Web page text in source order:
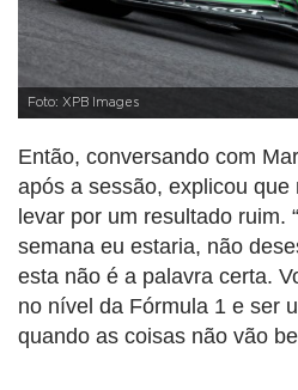
Foto: XPB Images
Então, conversando com
após a sessão, explicou que
levar por um resultado ruim.
semana eu estaria, não
esta não é a palavra certa.
no nível da Fórmula 1 e ser
quando as coisas não vão